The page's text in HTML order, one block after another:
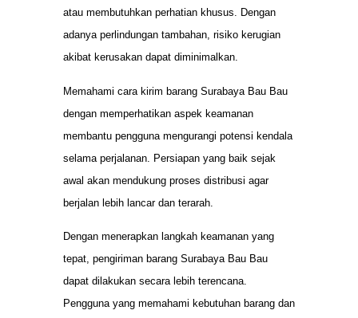
atau membutuhkan perhatian khusus. Dengan
adanya perlindungan tambahan, risiko kerugian
akibat kerusakan dapat diminimalkan.
Memahami cara kirim barang Surabaya Bau Bau
dengan memperhatikan aspek keamanan
membantu pengguna mengurangi potensi kendala
selama perjalanan. Persiapan yang baik sejak
awal akan mendukung proses distribusi agar
berjalan lebih lancar dan terarah.
Dengan menerapkan langkah keamanan yang
tepat, pengiriman barang Surabaya Bau Bau
dapat dilakukan secara lebih terencana.
Pengguna yang memahami kebutuhan barang dan